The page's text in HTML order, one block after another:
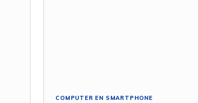
COMPUTER EN SMARTPHONE